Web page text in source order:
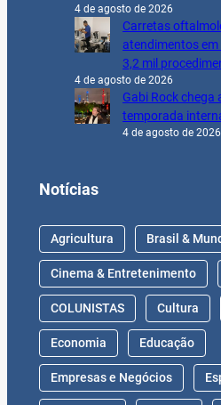
4 de agosto de 2026
Carretas
atendimentos
3,2 mil
4 de agosto de 2026
Gabi Rock chega
temporada
4 de agosto de 2026
Notícias
Agricultura Brasil &
Cinema & Entretenimento
COLUNISTAS Cultura
Economia Educação
Empresas e Negócios